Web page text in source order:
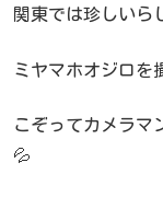
関東では珍しいら
ミヤマホオジロを
こぞってカメラマ
💦